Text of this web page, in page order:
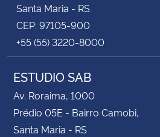
Secretaria de Governo
Gabinete de Segurança Institucional
Advocacia-Geral da União
Santa Maria - RS
CEP: 97105-900
+55 (55) 3220-8000
ESTUDIO SAB
Av. Roraima, 1000
Prédio 05E - Bairro Camobi,
Santa Maria - RS